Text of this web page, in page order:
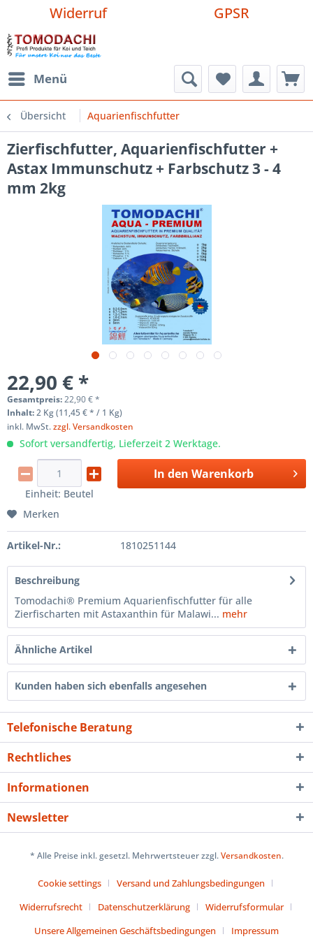
Widerruf GPSR
Menü
Übersicht Aquarienfischfutter
Zierfischfutter, Aquarienfischfutter +
Astax Immunschutz + Farbschutz 3 - 4
mm 2kg
22,90 € *
Gesamtpreis:22,90€*
Inhalt:2 Kg (11,45 € * / 1 Kg)
inkl. MwSt.zzgl. Versandkosten
Sofort versandfertig, Lieferzeit 2 Werktage.
Einheit: Beutel
In den Warenkorb
Merken
Artikel-Nr.: 1810251144
Beschreibung
Tomodachi® Premium Aquarienfischfutter für alle
Zierfischarten mit Astaxanthin für Malawi... mehr
Ähnliche Artikel
Kunden haben sich ebenfalls angesehen
Telefonische Beratung
Rechtliches
Informationen
Newsletter
* Alle Preise inkl. gesetzl. Mehrwertsteuer zzgl.Versandkosten.
Cookie settings
Versand und Zahlungsbedingungen
Widerrufsrecht
Datenschutzerklärung
Widerrufsformular
Unsere Allgemeinen Geschäftsbedingungen
Impressum